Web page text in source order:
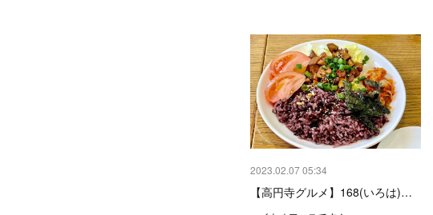
2023.02.07 05:34
【高円寺グルメ】168(いろは)…